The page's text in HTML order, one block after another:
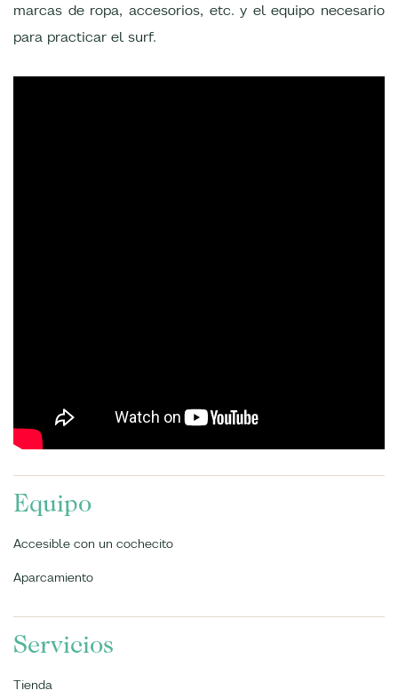
marcas de ropa, accesorios, etc. y el equipo necesario
para practicar el surf.
Equipo
Accesible con un cochecito
Aparcamiento
Servicios
Tienda